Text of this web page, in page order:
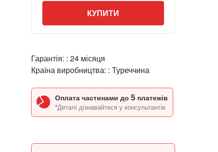
КУПИТИ
Гарантія: : 24 місяця
Країна виробництва: : Туреччина
Оплата частинами до 5 платежів
*Деталі дізнавайтеся у консультантів